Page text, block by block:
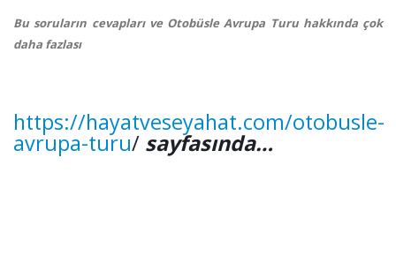
Bu soruların cevapları ve Otobüsle Avrupa Turu hakkında çok
daha fazlası
https://hayatveseyahat.com/otobusle-
avrupa-turu/ sayfasında…